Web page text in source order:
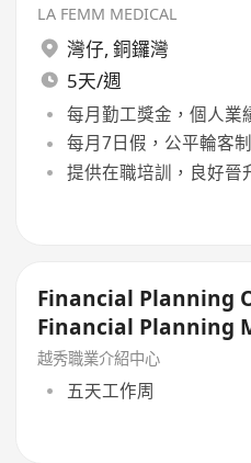
LA FEMM MEDICAL
灣仔, 銅鑼灣
5天/週
每月勤工獎金，個人業
每月7日假，公平輪客
提供在職培訓，良好晉
Financial Planning
Financial Planning
[Few Posts]
越秀職業介紹中心
五天工作周